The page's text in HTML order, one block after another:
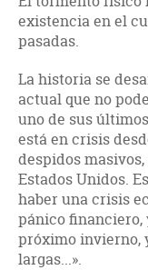
existencia en el
pasadas.
La historia se
actual que no
uno de sus
está en crisis
despidos
Estados Unidos.
haber una crisis
pánico financiero,
próximo invierno,
largas...».